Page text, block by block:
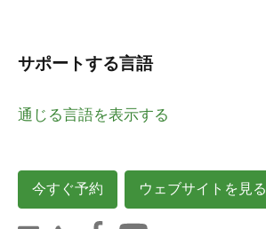
サポートする言語
通じる言語を表示する
今すぐ予約 ウェブサイトを見る